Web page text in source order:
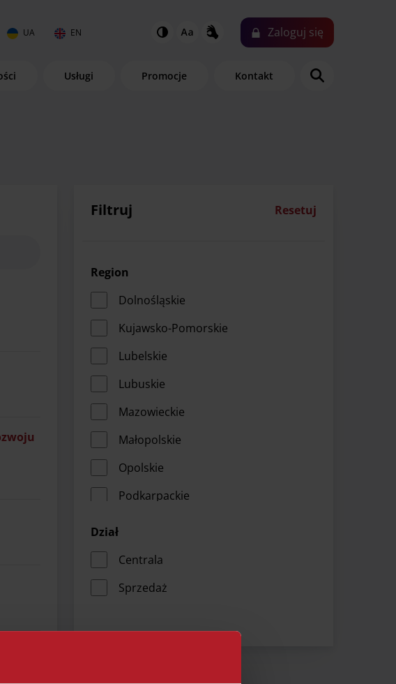
UA EN Zaloguj się
Usługi Promocje Kontakt
Filtruj Resetuj
Region
Dolnośląskie
Kujawsko-Pomorskie
Lubelskie
Lubuskie
Mazowieckie
Małopolskie
Opolskie
Podkarpackie
Pomorskie
Warmińsko-Mazurskie
Zachodniopomorskie
Dział
Centrala
Sprzedaż